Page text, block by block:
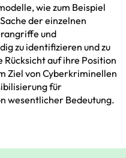
wie zum Beispiel
Sache dereinzelnen
und
zu identifizieren undzu
Rücksichtaufihre Position
Ziel von Cyberkriminellen
für
wesentlicher Bedeutung.